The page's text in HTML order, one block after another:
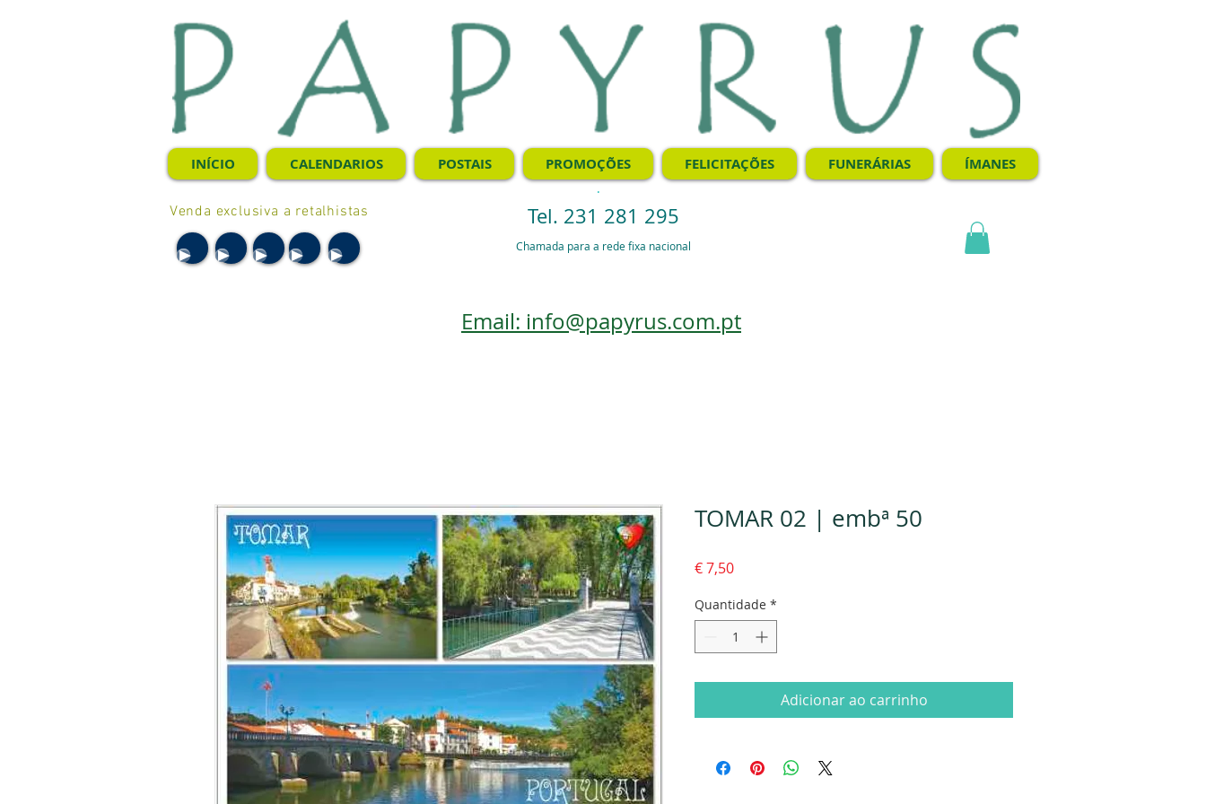
INÍCIO CALENDARIOS POSTAIS PROMOÇÕES FELICITAÇÕES FUNERÁRIAS ÍMANES
.
Venda exclusiva a retalhistas Tel. 231 281 295
Chamada para a rede fixa nacional
Email: info@papyrus.com.pt
TOMAR 02 | embª 50
€ 7,50Preço
Quantidade *
Adicionar ao carrinho